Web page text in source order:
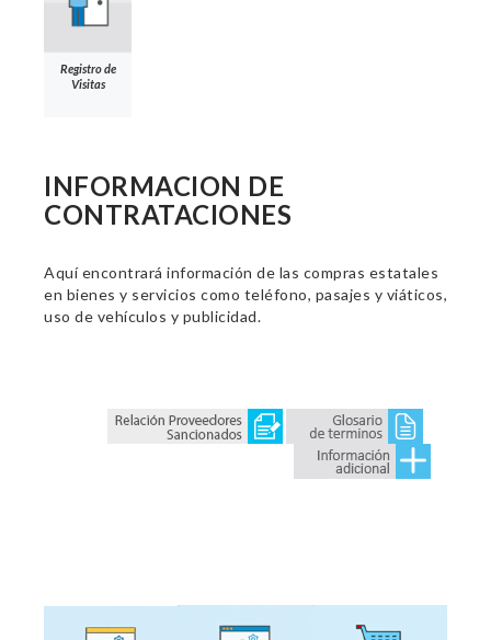
Registro de
Visitas
INFORMACION DE
CONTRATACIONES
Aquí encontrará información de las compras estatales
en bienes y servicios como teléfono, pasajes y viáticos,
uso de vehículos y publicidad.